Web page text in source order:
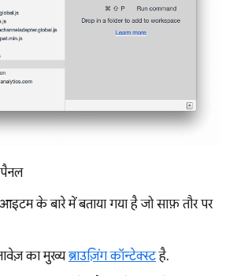
के बारे में बताया गया है जो साफ़ तौर पर
का मुख्यब्राउज़िंग कॉन्टेक्स्टहै.